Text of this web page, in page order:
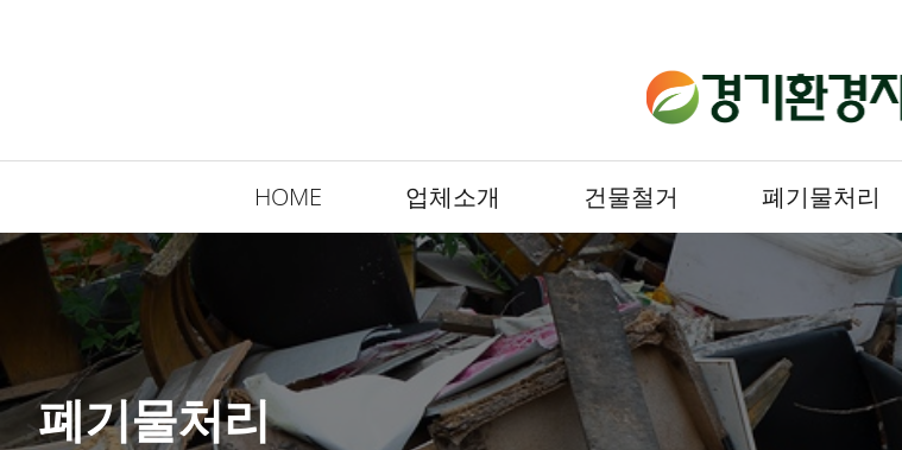
HOME 업체소개 건물철거 폐기물처리
폐기물처리